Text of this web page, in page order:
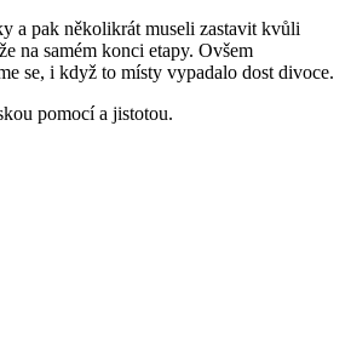
a pak několikrát museli zastavit kvůli
na samém konci etapy. Ovšem
se, i když to místy vypadalo dost divoce.
pomocí a jistotou.